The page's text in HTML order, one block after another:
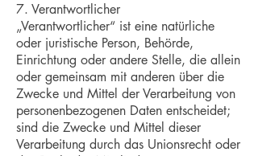
7. Verantwortlicher
„Verantwortlicher“ ist eine natürliche
oder juristische Person, Behörde,
Einrichtung oder andere Stelle, die allein
oder gemeinsam mit anderen über die
Zwecke und Mittel der Verarbeitung von
personenbezogenen Daten entscheidet;
sind die Zwecke und Mittel dieser
Verarbeitung durch das Unionsrecht oder